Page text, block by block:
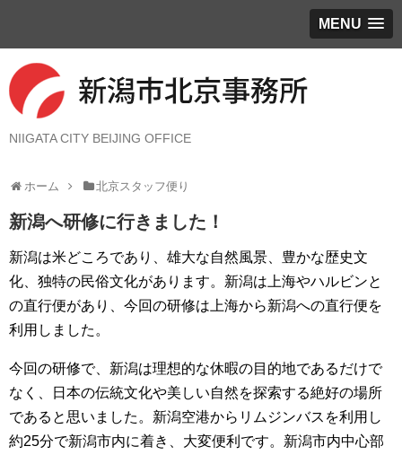
MENU
NIIGATA CITY BEIJING OFFICE
ホーム 北京スタッフ便り
新潟へ研修に行きました！
新潟は米どころであり、雄大な自然風景、豊かな歴史文
化、独特の民俗文化があります。新潟は上海やハルビンと
の直行便があり、今回の研修は上海から新潟への直行便を
利用しました。
今回の研修で、新潟は理想的な休暇の目的地であるだけで
なく、日本の伝統文化や美しい自然を探索する絶好の場所
であると思いました。新潟空港からリムジンバスを利用し
約25分で新潟市内に着き、大変便利です。新潟市内中心部